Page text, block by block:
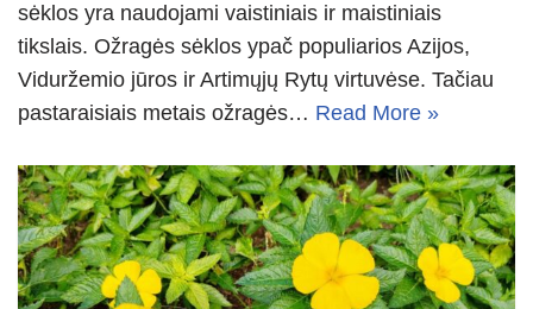
sėklos yra naudojami vaistiniais ir maistiniais
tikslais. Ožragės sėklos ypač populiarios Azijos,
Viduržemio jūros ir Artimųjų Rytų virtuvėse. Tačiau
pastaraisiais metais ožragės… Read More »